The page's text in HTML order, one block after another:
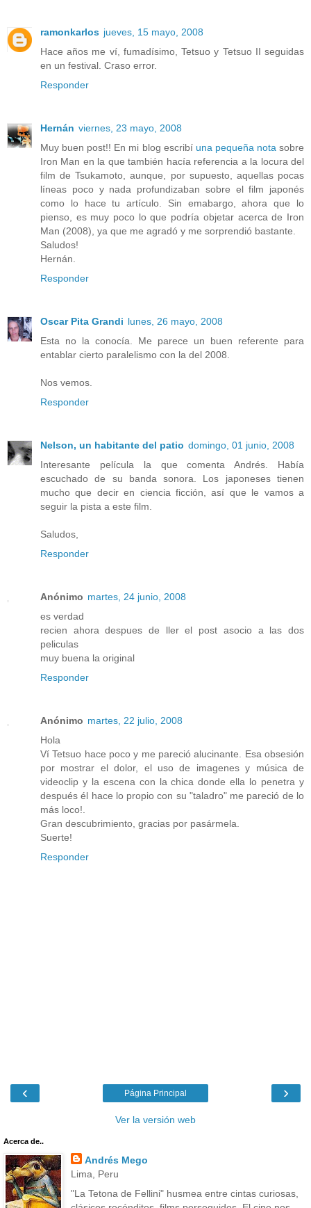
ramonkarlos jueves, 15 mayo, 2008
Hace años me ví, fumadísimo, Tetsuo y Tetsuo II seguidas
en un festival. Craso error.
Responder
Hernán viernes, 23 mayo, 2008
Muy buen post!! En mi blog escribí una pequeña nota sobre
Iron Man en la que también hacía referencia a la locura del
film de Tsukamoto, aunque, por supuesto, aquellas pocas
líneas poco y nada profundizaban sobre el film japonés
como lo hace tu artículo. Sin emabargo, ahora que lo
pienso, es muy poco lo que podría objetar acerca de Iron
Man (2008), ya que me agradó y me sorprendió bastante.
Saludos!
Hernán.
Responder
Oscar Pita Grandi lunes, 26 mayo, 2008
Esta no la conocía. Me parece un buen referente para
entablar cierto paralelismo con la del 2008.
Nos vemos.
Responder
Nelson, un habitante del patio domingo, 01 junio, 2008
Interesante película la que comenta Andrés. Había
escuchado de su banda sonora. Los japoneses tienen
mucho que decir en ciencia ficción, así que le vamos a
seguir la pista a este film.
Saludos,
Responder
Anónimo martes, 24 junio, 2008
es verdad
recien ahora despues de ller el post asocio a las dos
peliculas
muy buena la original
Responder
Anónimo martes, 22 julio, 2008
Hola
Ví Tetsuo hace poco y me pareció alucinante. Esa obsesión
por mostrar el dolor, el uso de imagenes y música de
videoclip y la escena con la chica donde ella lo penetra y
después él hace lo propio con su "taladro" me pareció de lo
más loco!.
Gran descubrimiento, gracias por pasármela.
Suerte!
Responder
‹ ›
Página Principal
Ver la versión web
Acerca de..
Andrés Mego
Lima, Peru
"La Tetona de Fellini" husmea entre cintas curiosas,